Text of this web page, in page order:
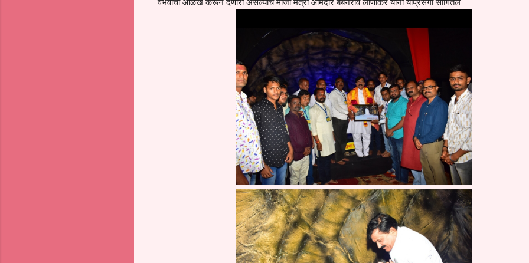
वैभवाची ओळख करून देणारा असल्याचे माजी मंत्री आमदार बबनराव लोणीकर यांनी याप्रसंगी सांगितले